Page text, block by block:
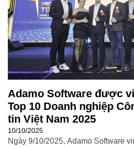
Đọc thêm
Adamo Software được
Top 10 Doanh nghiệp
tin Việt Nam 2025
10/10/2025
Ngày 9/10/2025, Adamo Software